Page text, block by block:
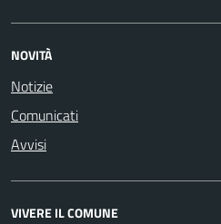
NOVITÀ
Notizie
Comunicati
Avvisi
VIVERE IL COMUNE